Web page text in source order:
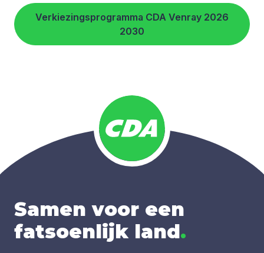
Verkiezingsprogramma CDA Venray 2026
2030
Samen voor een
fatsoenlijk land.